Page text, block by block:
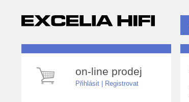
on-line prodej
Přihlásit Registrovat